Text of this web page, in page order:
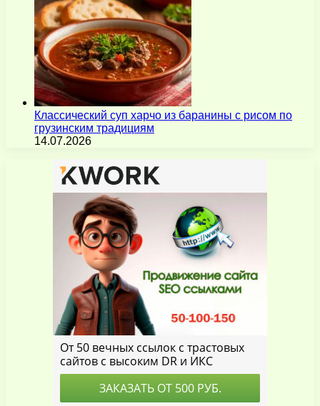
Классический суп харчо из баранины с рисом по
грузинским традициям
14.07.2026